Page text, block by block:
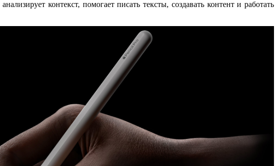
анализирует контекст, помогает писать тексты, создавать контент и работать